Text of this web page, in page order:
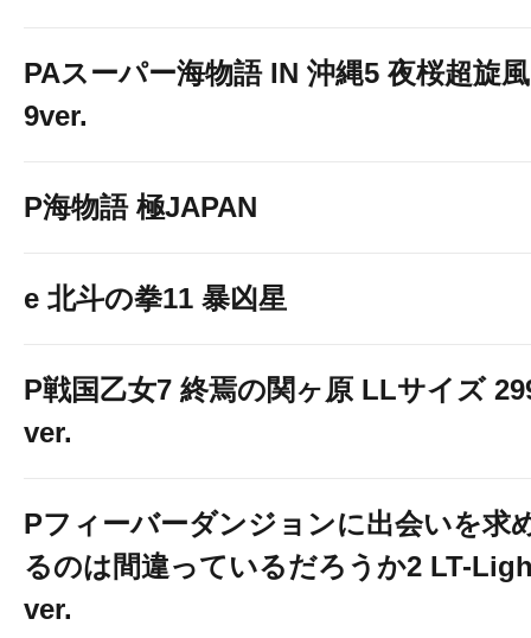
PAスーパー海物語 IN 沖縄5 夜桜超旋
9ver.
P海物語 極JAPAN
e 北斗の拳11 暴凶星
P戦国乙女7 終焉の関ヶ原 LLサイズ
ver.
Pフィーバーダンジョンに出会いを求
るのは間違っているだろうか2 LT-
ver.